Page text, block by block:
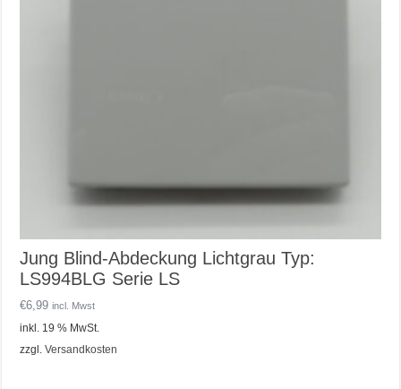
Jung Blind-Abdeckung Lichtgrau Typ:
LS994BLG Serie LS
€6,99 incl. Mwst
inkl. 19 % MwSt.
zzgl.Versandkosten